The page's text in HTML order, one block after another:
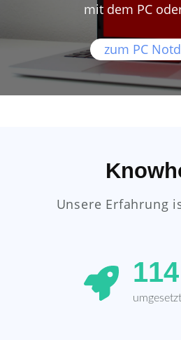
mit dem PC
zum PC
Unsere Erfahrung
114